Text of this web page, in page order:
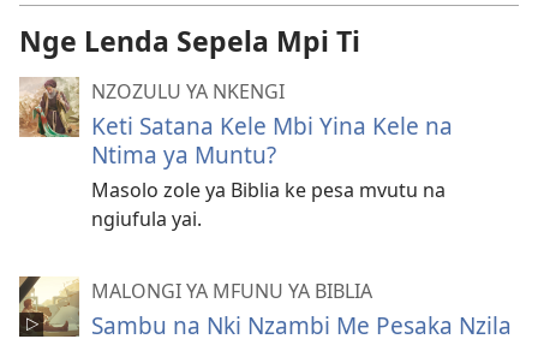
Nge Lenda Sepela Mpi Ti
NZOZULU YA NKENGI
Keti Satana Kele Mbi Yina Kele na
Ntima ya Muntu?
Masolo zole ya Biblia ke pesa mvutu na
ngiufula yai.
MALONGI YA MFUNU YA BIBLIA
Sambu na Nki Nzambi Me Pesaka Nzila